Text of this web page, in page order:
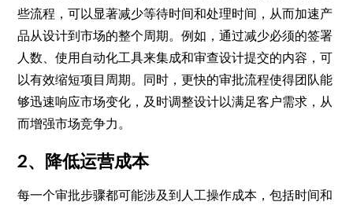
些流程，可以显著减少等待时间和处理时间，从而加速产
品从设计到市场的整个周期。例如，通过减少必须的签署
人数、使用自动化工具来集成和审查设计提交的内容，可
以有效缩短项目周期。同时，更快的审批流程使得团队能
够迅速响应市场变化，及时调整设计以满足客户需求，从
而增强市场竞争力。
2、降低运营成本
每一个审批步骤都可能涉及到人工操作成本，包括时间和